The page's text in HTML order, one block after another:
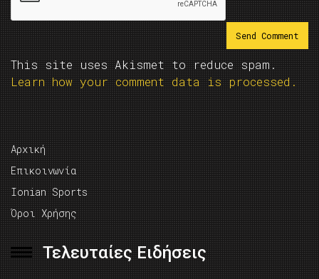
This site uses Akismet to reduce spam.
Learn how your comment data is processed.
Αρχική
Επικοινωνία
Ionian Sports
Όροι Χρήσης
Τελευταίες Ειδήσεις